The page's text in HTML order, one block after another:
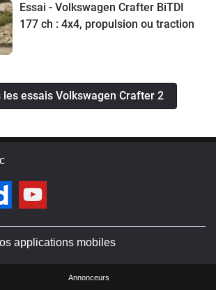
Essai - Volkswagen Crafter BiTDI
177 ch : 4x4, propulsion ou traction
les essais Volkswagen Crafter 2
applications mobiles
Annonceurs